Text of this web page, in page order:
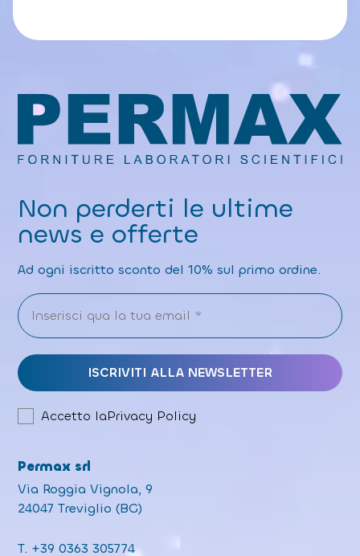
Non perderti le ultime
news e offerte
Ad ogni iscritto sconto del 10% sul primo ordine.
Accetto laPrivacy Policy
Permax srl
Via Roggia Vignola, 9
24047 Treviglio (BG)
T. +39 0363 305774